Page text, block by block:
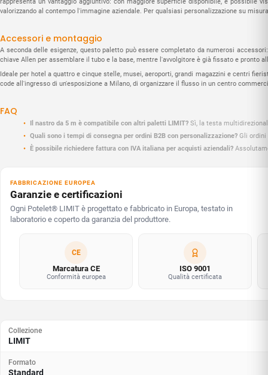
valorizzando al contempo l'immagine aziendale. Per qualsiasi personalizzazione su
Accessori e montaggio
A seconda delle esigenze, questo paletto può essere completato da numerosi
chiave Allen per assemblare il tubo e la base, mentre l'avvolgitore è già fissato e pronto
Ideale per hotel a quattro e cinque stelle, musei, aeroporti, grandi magazzini e centri
code all'ingresso di un'esposizione a Milano, di organizzare il flusso in un centro
FAQ
Il nastro da 5 m è compatibile con altri paletti LIMIT? Sì, la testa
Quali sono i tempi di consegna per ordini B2B con personalizzazione? Gli ordini
È possibile richiedere fattura con IVA italiana per acquisti aziendali?
FABBRICAZIONE EUROPEA
Garanzie e certificazioni
Ogni Potelet® LIMIT è progettato e fabbricato in Europa, testato in
laboratorio e coperto da garanzia del produttore.
CE
Marcatura CE
Conformità europea
ISO 9001
Qualità certificata
Collezione
LIMIT
Formato
Standard